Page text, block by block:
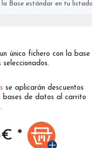
la Base estándar en tu listado
único fichero con la base
se aplicarán descuentos
bases de datos al carrito
€ *